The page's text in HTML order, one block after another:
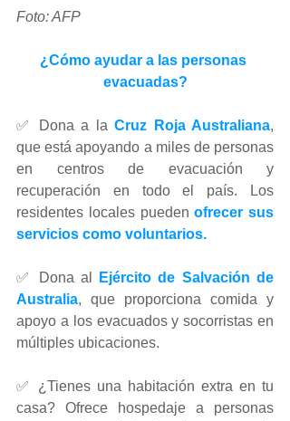
Foto: AFP
¿Cómo ayudar a las personas
evacuadas?
✅ Dona a la Cruz Roja Australiana,
que está apoyando a miles de personas
en centros de evacuación y
recuperación en todo el país. Los
residentes locales pueden ofrecer sus
servicios como voluntarios.
✅ Dona al
Ejército de Salvación de
Australia, que proporciona comida y
apoyo a los evacuados y socorristas en
múltiples ubicaciones.
✅ ¿Tienes una habitación extra en tu
casa? Ofrece hospedaje a personas